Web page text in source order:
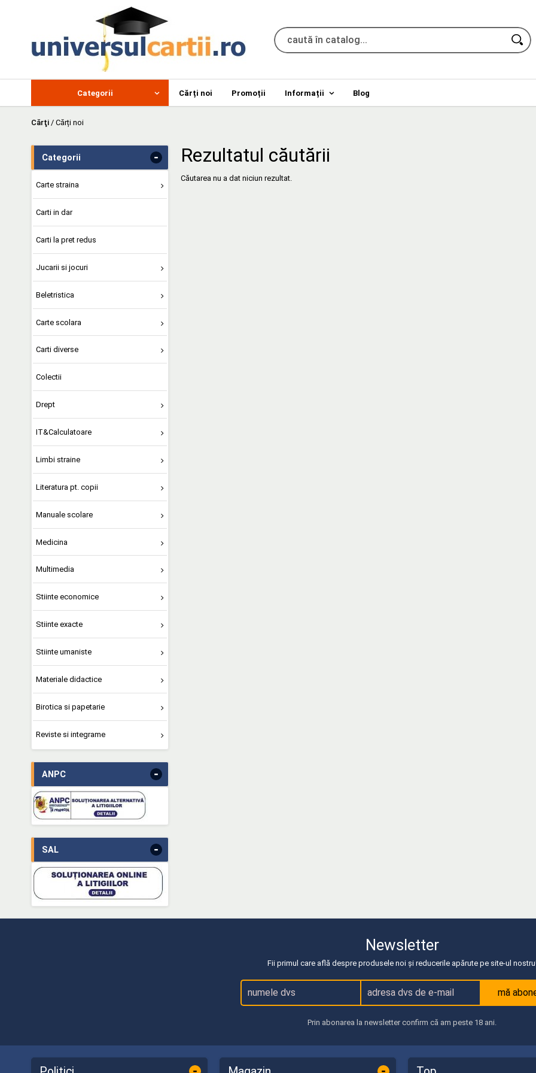
Categorii Cărți noi Promoții Informații Blog
Cărţi / Cărți noi
Categorii -
Carte straina
Carti in dar
Carti la pret redus
Jucarii si jocuri
Beletristica
Carte scolara
Carti diverse
Colectii
Drept
IT&Calculatoare
Limbi straine
Literatura pt. copii
Manuale scolare
Medicina
Multimedia
Stiinte economice
Stiinte exacte
Stiinte umaniste
Materiale didactice
Birotica si papetarie
Reviste si integrame
ANPC -
SAL -
Rezultatul căutării
Căutarea nu a dat niciun rezultat.
Newsletter
Fii primul care află despre produsele noi și reducerile apărute pe site-ul
mă
Prin abonarea la newsletter confirm că am peste 18 ani.